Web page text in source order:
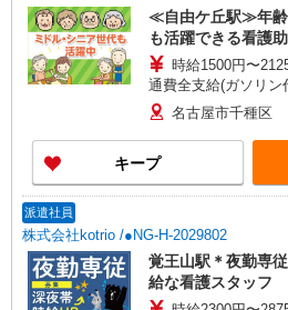
≪自由ケ丘駅≫年齢
も活躍できる看護
時給1500円〜
通費全支給(ガソリン
名古屋市千種区
キープ
派遣社員
株式会社kotrio /●NG-H-2029802
覚王山駅＊夜勤専
給な看護スタッフ